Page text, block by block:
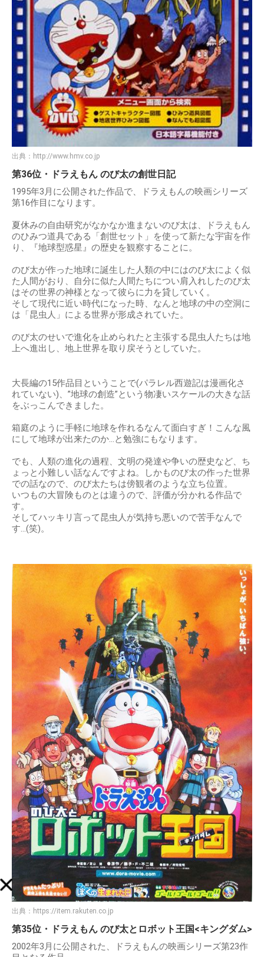
出典： http://www.hmv.co.jp
第36位・ドラえもん のび太の創世日記
1995年3月に公開された作品で、ドラえもんの映画シリーズ
第16作目になります。
夏休みの自由研究がなかなか進まないのび太は、ドラえもん
のひみつ道具である「創世セット」を使って新たな宇宙を作
り、『地球型惑星』の歴史を観察することに。
のび太が作った地球に誕生した人類の中にはのび太によく似
た人間がおり、自分に似た人間たちについ肩入れしたのび太
はその世界の神様となって彼らに力を貸していく。
そして現代に近い時代になった時、なんと地球の中の空洞に
は「昆虫人」による世界が形成されていた。
のび太のせいで進化を止められたと主張する昆虫人たちは地
上へ進出し、地上世界を取り戻そうとしていた。
大長編の15作品目ということで(パラレル西遊記は漫画化さ
れていない)、”地球の創造”という物凄いスケールの大きな話
をぶっこんできました。
箱庭のように手軽に地球を作れるなんて面白すぎ！こんな風
にして地球が出来たのか…と勉強にもなります。
でも、人類の進化の過程、文明の発達や争いの歴史など、ち
ょっと小難しい話なんですよね。しかものび太の作った世界
での話なので、のび太たちは傍観者のような立ち位置。
いつもの大冒険ものとは違うので、評価が分かれる作品で
す。
そしてハッキリ言って昆虫人が気持ち悪いので苦手なんで
す…(笑)。
出典： https://item.rakuten.co.jp
第35位・ドラえもん のび太とロボット王国<キングダム>
2002年3月に公開された、ドラえもんの映画シリーズ第23作